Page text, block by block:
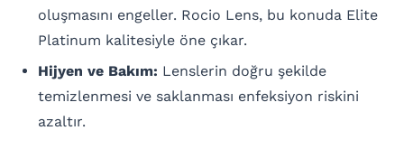
oluşmasını engeller. Rocio Lens, bu konuda Elite
Platinum kalitesiyle öne çıkar.
Hijyen ve Bakım: Lenslerin doğru şekilde
temizlenmesi ve saklanması enfeksiyon riskini
azaltır.